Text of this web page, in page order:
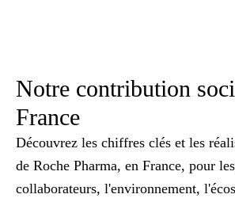
Notre contribution
France
Découvrez les chiffres clés et les
de Roche Pharma, en France, pour
collaborateurs, l'environnement,